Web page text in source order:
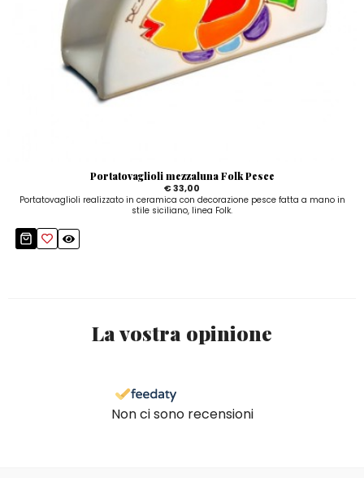
Portatovaglioli mezzaluna Folk Pesce
€ 33,00
Portatovaglioli realizzato in ceramica con decorazione pesce fatta a mano in
stile siciliano, linea Folk.
La vostra opinione
Non ci sono recensioni